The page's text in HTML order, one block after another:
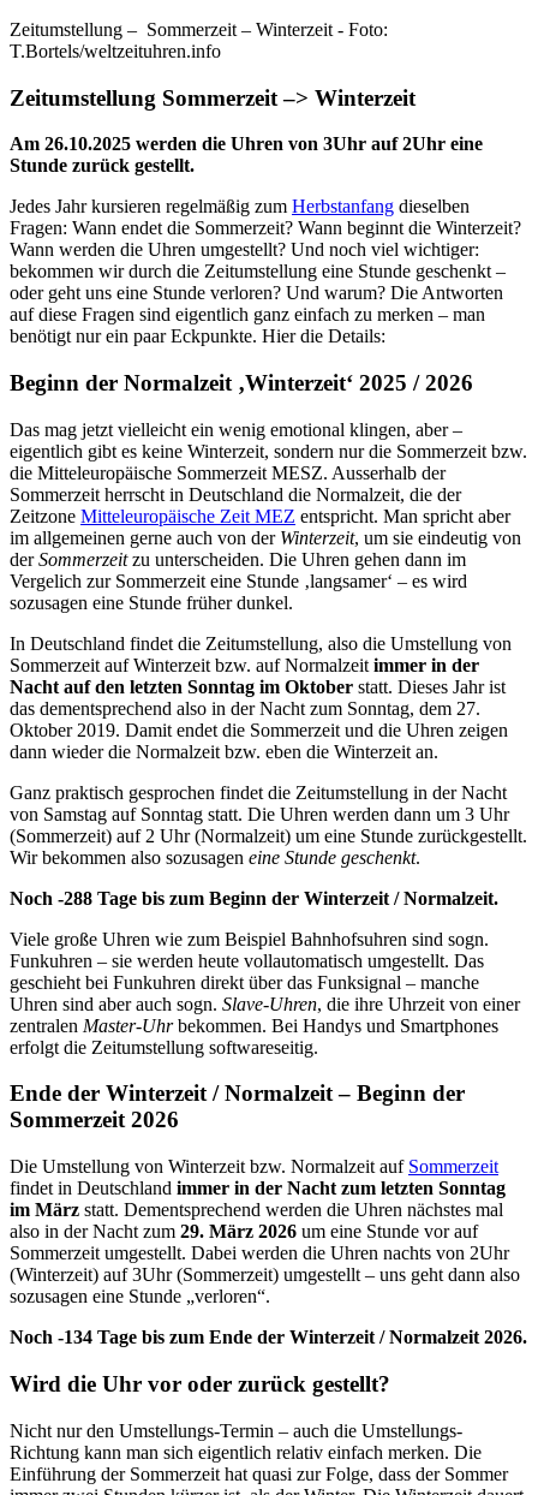
Zeitumstellung – Sommerzeit – Winterzeit - Foto:
T.Bortels/weltzeituhren.info
Zeitumstellung Sommerzeit –> Winterzeit
Am 26.10.2025 werden die Uhren von 3Uhr auf 2Uhr eine
Stunde zurück gestellt.
Jedes Jahr kursieren regelmäßig zum Herbstanfang dieselben
Fragen: Wann endet die Sommerzeit? Wann beginnt die Winterzeit?
Wann werden die Uhren umgestellt? Und noch viel wichtiger:
bekommen wir durch die Zeitumstellung eine Stunde geschenkt –
oder geht uns eine Stunde verloren? Und warum? Die Antworten
auf diese Fragen sind eigentlich ganz einfach zu merken – man
benötigt nur ein paar Eckpunkte. Hier die Details:
Beginn der Normalzeit ‚Winterzeit‘ 2025 / 2026
Das mag jetzt vielleicht ein wenig emotional klingen, aber –
eigentlich gibt es keine Winterzeit, sondern nur die Sommerzeit bzw.
die Mitteleuropäische Sommerzeit MESZ. Ausserhalb der
Sommerzeit herrscht in Deutschland die Normalzeit, die der
Zeitzone Mitteleuropäische Zeit MEZ entspricht. Man spricht aber
im allgemeinen gerne auch von der Winterzeit, um sie eindeutig von
derSommerzeitzu unterscheiden. Die Uhren gehen dann im
Vergelich zur Sommerzeit eine Stunde ‚langsamer‘ – es wird
sozusagen eine Stunde früher dunkel.
In Deutschland findet die Zeitumstellung, also die Umstellung von
Sommerzeit auf Winterzeit bzw. auf Normalzeit immer in der
Nacht auf den letzten Sonntag im Oktober statt. Dieses Jahr ist
das dementsprechend also in der Nacht zum Sonntag, dem 27.
Oktober 2019. Damit endet die Sommerzeit und die Uhren zeigen
dann wieder die Normalzeit bzw. eben die Winterzeit an.
Ganz praktisch gesprochen findet die Zeitumstellung in der Nacht
von Samstag auf Sonntag statt. Die Uhren werden dann um 3 Uhr
(Sommerzeit) auf 2 Uhr (Normalzeit) um eine Stunde zurückgestellt.
Wir bekommen also sozusagen eine Stunde geschenkt.
Noch -288 Tage bis zum Beginn der Winterzeit / Normalzeit.
Viele große Uhren wie zum Beispiel Bahnhofsuhren sind sogn.
Funkuhren – sie werden heute vollautomatisch umgestellt. Das
geschieht bei Funkuhren direkt über das Funksignal – manche
Uhren sind aber auch sogn. Slave-Uhren, die ihre Uhrzeit von einer
zentralen Master-Uhrbekommen. Bei Handys und Smartphones
erfolgt die Zeitumstellung softwareseitig.
Ende der Winterzeit / Normalzeit – Beginn der
Sommerzeit 2026
Die Umstellung von Winterzeit bzw. Normalzeit auf Sommerzeit
findet in Deutschland immer in der Nacht zum letzten Sonntag
im März statt. Dementsprechend werden die Uhren nächstes mal
also in der Nacht zum 29. März 2026 um eine Stunde vor auf
Sommerzeit umgestellt. Dabei werden die Uhren nachts von 2Uhr
(Winterzeit) auf 3Uhr (Sommerzeit) umgestellt – uns geht dann also
sozusagen eine Stunde „verloren“.
Noch -134 Tage bis zum Ende der Winterzeit / Normalzeit 2026.
Wird die Uhr vor oder zurück gestellt?
Nicht nur den Umstellungs-Termin – auch die Umstellungs-
Richtung kann man sich eigentlich relativ einfach merken. Die
Einführung der Sommerzeit hat quasi zur Folge, dass der Sommer